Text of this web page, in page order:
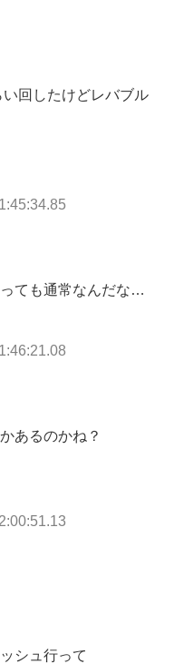
回したけどレバブル
ても通常なんだな…
あるのかね？
シュ行って